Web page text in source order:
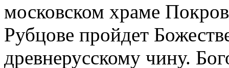
московском храме
Рубцове пройдет
древнерусскому чину.